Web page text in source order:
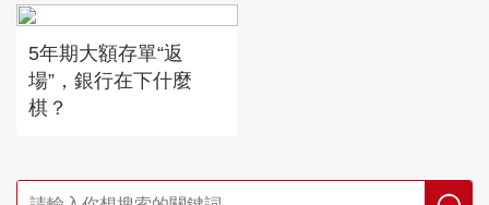
5年期大額存單“返
場”，銀行在下什麼
棋？